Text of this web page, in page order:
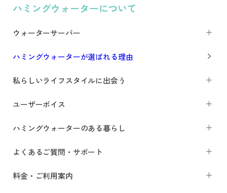
ハミングウォーターについて
ウォーターサーバー
ハミングウォーターが選ばれる理由
私らしいライフスタイルに出会う
ユーザーボイス
ハミングウォーターのある暮らし
よくあるご質問・サポート
料金・ご利用案内